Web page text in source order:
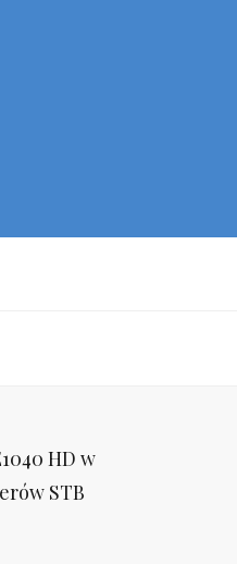
HD w
STB